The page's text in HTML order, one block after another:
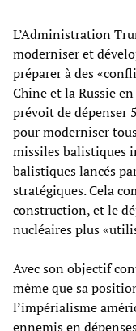
L’Administration
moderniser et
préparer à des
Chine et la Russie
prévoit de dépenser
pour moderniser
missiles balistiques
balistiques lancés
stratégiques. Cela
construction, et le
nucléaires plus
Avec son objectif
même que sa
l’impérialisme
ennemis en